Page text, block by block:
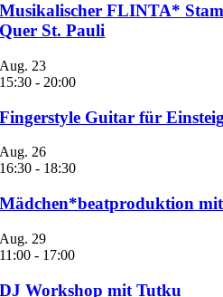
Musikalischer FLINTA*
Quer St. Pauli
Aug. 23
15:30 - 20:00
Fingerstyle Guitar für
Aug.26
16:30 - 18:30
Mädchen*beatproduktion
Aug. 29
11:00 - 17:00
DJ Workshop mit Tutku